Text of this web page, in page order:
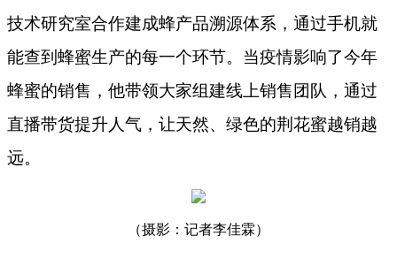
技术研究室合作建成蜂产品溯源体系，通过手机就
能查到蜂蜜生产的每一个环节。当疫情影响了今年
蜂蜜的销售，他带领大家组建线上销售团队，通过
直播带货提升人气，让天然、绿色的荆花蜜越销越
远。
（摄影：记者李佳霖）